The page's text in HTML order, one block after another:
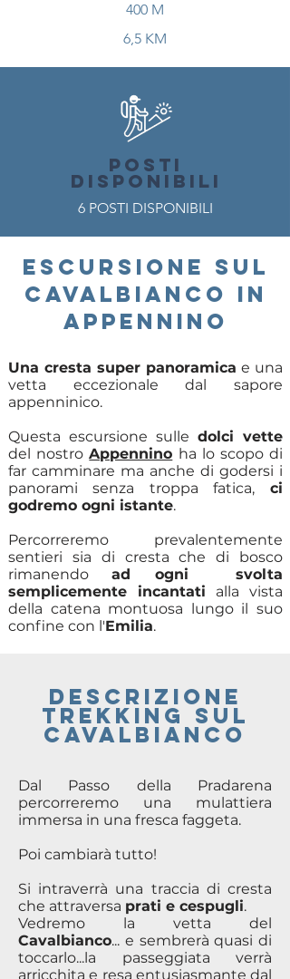
400 M
6,5 KM
POSTI
DISPONIBILI
6 POSTI DISPONIBILI
ESCURSIONE SUL
CAVALBIANCO IN
APPENNINO
Una cresta super panoramica e una
vetta eccezionale dal sapore
appenninico.
Questa escursione sulle dolci vette
del nostroAppennino ha lo scopo di
far camminare ma anche di godersi i
panorami senza troppa fatica,ci
godremo ogni istante.
Percorreremo prevalentemente
sentieri sia di cresta che di bosco
rimanendoad ogni svolta
semplicemente incantati alla vista
della catena montuosa lungo il suo
confine con l'Emilia.
DESCRIZIONE
TREKKING sul
cavalbianco
Dal Passo della Pradarena
percorreremo una mulattiera
immersa in una fresca faggeta.
Poi cambiarà tutto!
Si intraverrà una traccia di cresta
che attraversa prati e cespugli.
Vedremo la vetta del
Cavalbianco... e sembrerà quasi di
toccarlo...la passeggiata verrà
arricchita e resa entusiasmante dal